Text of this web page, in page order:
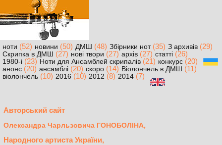
ноти (52) новини (50) ДМШ (48) Збірники нот(35) З архивів (29)
Скрипка в ДМШ (27) нові твори (27) архів (27) статті (26)
1980-і (23) Ноти для Ансамблей скрипалів (21) конкурс (20)
анонс (20) ансамблі (20) скоро (14) Віолончель в ДМШ (11)
віолончель (10) 2016 (10) 2012 (8) 2014 (7)
Авторський сайт
Олександра Чарльзовича ГОНОБОЛІНА,
Народного артиста України,